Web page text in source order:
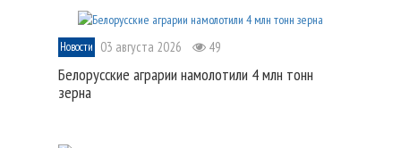
Новости 03 августа 2026 49
Белорусские аграрии намолотили 4 млн тонн
зерна